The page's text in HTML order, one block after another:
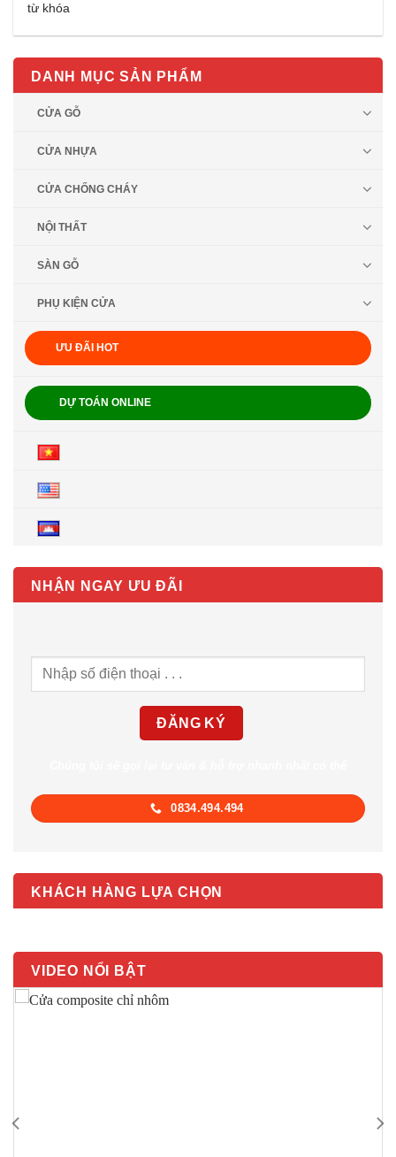
từ khóa
DANH MỤC SẢN PHẨM
CỬA GỖ
CỬA NHỰA
CỬA CHỐNG CHÁY
NỘI THẤT
SÀN GỖ
PHỤ KIỆN CỬA
ƯU ĐÃI HOT
DỰ TOÁN ONLINE
NHẬN NGAY ƯU ĐÃI
0834.494.494
KHÁCH HÀNG LỰA CHỌN
VIDEO NỔI BẬT